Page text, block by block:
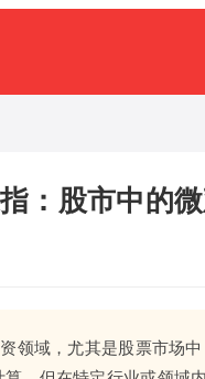
：股市中的
领域，尤其是股票市场